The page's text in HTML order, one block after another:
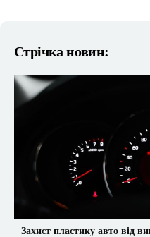
Стрічка новин:
Захист пластику авто від